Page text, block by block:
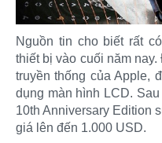
Nguồn tin cho biết rất
thiết bị vào cuối năm
truyền thống của Apple,
dụng màn hình LCD.
10th Anniversary Edition
giá lên đến 1.000 USD.